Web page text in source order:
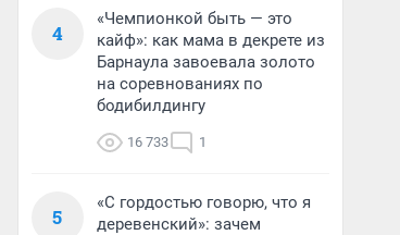
4
«Чемпионкой быть — это
кайф»: как мама в декрете из
Барнаула завоевала золото
на соревнованиях по
бодибилдингу
16 733 1
5
«С гордостью говорю, что я
деревенский»: зачем